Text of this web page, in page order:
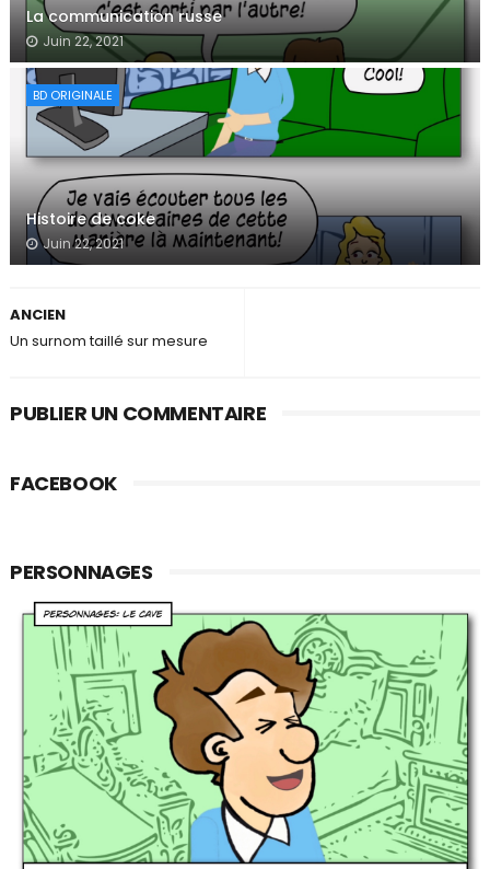
La communication russe
Juin 22, 2021
BD ORIGINALE
Histoire de coke
Juin 22, 2021
ANCIEN
Un surnom taillé sur mesure
PUBLIER UN COMMENTAIRE
FACEBOOK
PERSONNAGES